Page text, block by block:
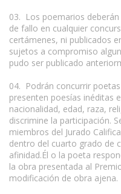
03. Los poemarios
de fallo en cualquier
certámenes, ni publicados
sujetos a compromiso
pudo ser publicado
04. Podrán concurrir
presenten poesías inéditas
nacionalidad, edad, raza,
discrimine la participación.
miembros del Jurado
dentro del cuarto grado de
afinidad.Él o la poeta
la obra presentada al
modificación de obra ajena.